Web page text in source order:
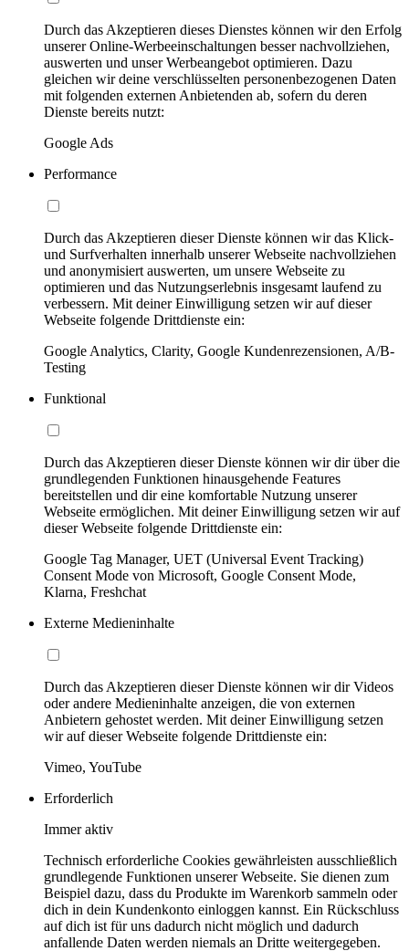
Durch das Akzeptieren dieses Dienstes können wir den Erfolg
unserer Online-Werbeeinschaltungen besser nachvollziehen,
auswerten und unser Werbeangebot optimieren. Dazu
gleichen wir deine verschlüsselten personenbezogenen Daten
mit folgenden externen Anbietenden ab, sofern du deren
Dienste bereits nutzt:
Google Ads
Performance
Durch das Akzeptieren dieser Dienste können wir das Klick-
und Surfverhalten innerhalb unserer Webseite nachvollziehen
und anonymisiert auswerten, um unsere Webseite zu
optimieren und das Nutzungserlebnis insgesamt laufend zu
verbessern. Mit deiner Einwilligung setzen wir auf dieser
Webseite folgende Drittdienste ein:
Google Analytics, Clarity, Google Kundenrezensionen, A/B-
Testing
Funktional
Durch das Akzeptieren dieser Dienste können wir dir über die
grundlegenden Funktionen hinausgehende Features
bereitstellen und dir eine komfortable Nutzung unserer
Webseite ermöglichen. Mit deiner Einwilligung setzen wir auf
dieser Webseite folgende Drittdienste ein:
Google Tag Manager, UET (Universal Event Tracking)
Consent Mode von Microsoft, Google Consent Mode,
Klarna, Freshchat
Externe Medieninhalte
Durch das Akzeptieren dieser Dienste können wir dir Videos
oder andere Medieninhalte anzeigen, die von externen
Anbietern gehostet werden. Mit deiner Einwilligung setzen
wir auf dieser Webseite folgende Drittdienste ein:
Vimeo, YouTube
Erforderlich
Immer aktiv
Technisch erforderliche Cookies gewährleisten ausschließlich
grundlegende Funktionen unserer Webseite. Sie dienen zum
Beispiel dazu, dass du Produkte im Warenkorb sammeln oder
dich in dein Kundenkonto einloggen kannst. Ein Rückschluss
auf dich ist für uns dadurch nicht möglich und dadurch
anfallende Daten werden niemals an Dritte weitergegeben.